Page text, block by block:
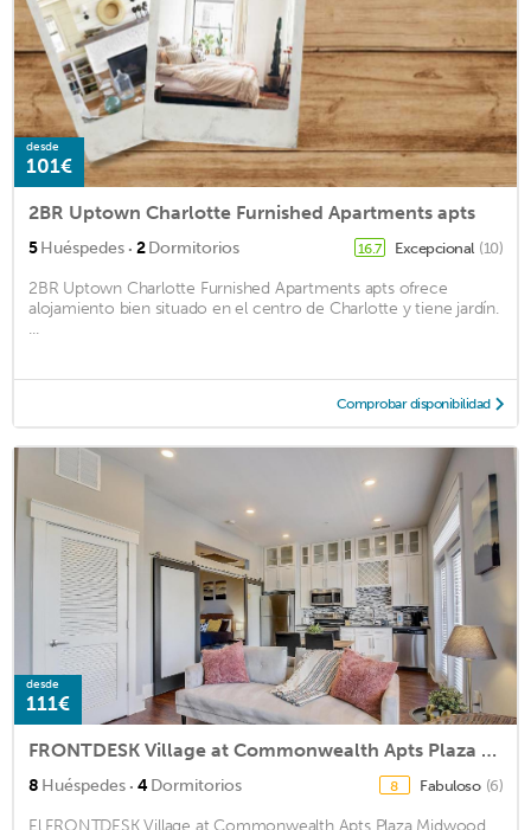
desde
101€
2BR Uptown Charlotte Furnished Apartments apts
5Huéspedes · 2Dormitorios 16.7 Excepcional (10)
2BR Uptown Charlotte Furnished Apartments apts ofrece
alojamiento bien situado en el centro de Charlotte y tiene jardín.
...
Comprobar disponibilidad
desde
111€
FRONTDESK Village at Commonwealth Apts Plaza Midwood Charlotte
8 Huéspedes · 4Dormitorios 8 Fabuloso (6)
El FRONTDESK Village at Commonwealth Apts Plaza Midwood